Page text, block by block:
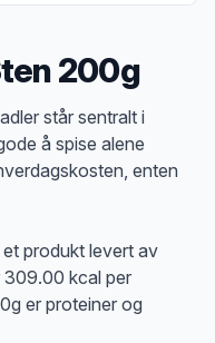
200g
står sentralt i
å spise alene
enten
et produkt levert av
309.00 kcal per
er proteiner og